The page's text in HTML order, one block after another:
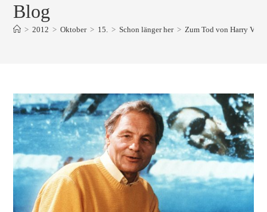
Blog
> 2012 > Oktober > 15. > Schon länger her > Zum Tod von Harry